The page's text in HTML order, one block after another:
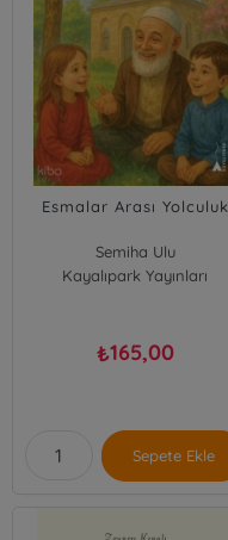
Esmalar Arası Yolculuk
Semiha Ulu
Kayalıpark Yayınları
₺165,00
Sepete Ekle